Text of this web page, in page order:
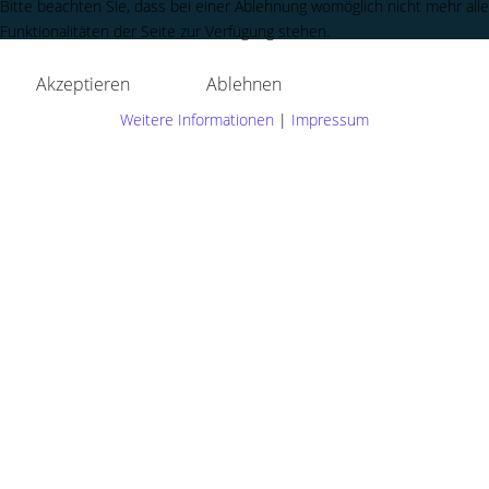
Bitte beachten Sie, dass bei einer Ablehnung womöglich nicht mehr alle
Funktionalitäten der Seite zur Verfügung stehen.
Akzeptieren Ablehnen
Weitere Informationen | Impressum